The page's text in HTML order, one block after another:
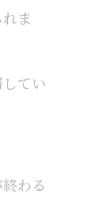
ま
てい
わる